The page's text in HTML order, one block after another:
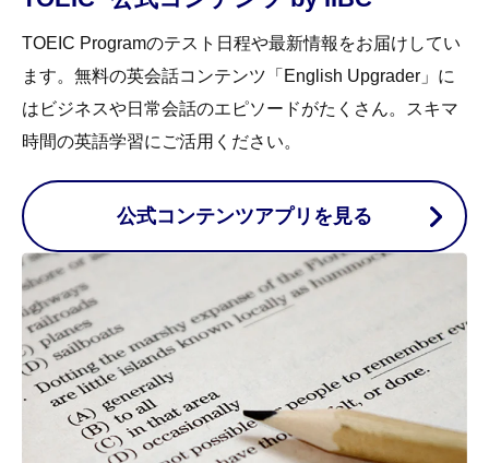
TOEIC Programのテスト日程や最新情報をお届けしてい
ます。無料の英会話コンテンツ「English Upgrader」に
はビジネスや日常会話のエピソードがたくさん。スキマ
時間の英語学習にご活用ください。
公式コンテンツアプリを見る